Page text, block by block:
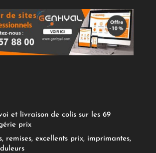
et livraison de colis sur les 69
prix
remises, excellents prix, imprimantes,